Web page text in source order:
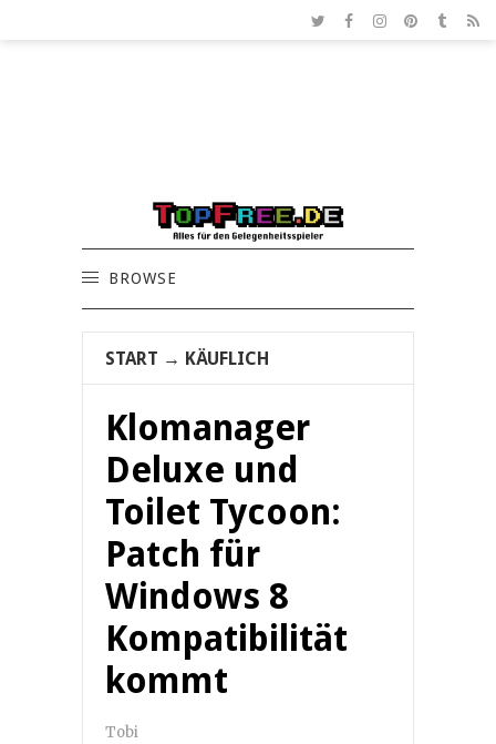
BROWSE
START → KÄUFLICH
Klomanager
Deluxe und
Toilet Tycoon:
Patch für
Windows 8
Kompatibilität
kommt
Tobi